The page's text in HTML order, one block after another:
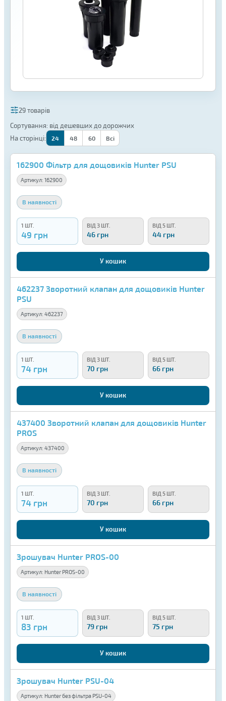
29 товарів
Сортування: від дешевших до дорожчих
На сторінці:
24 48 60 Всі
162900 Фільтр для дощовиків Hunter PSU
Артикул: 162900
В наявності
1 ШТ.
49 грн
ВІД 3 ШТ.
46 грн
ВІД 5 ШТ.
44 грн
У кошик
462237 Зворотний клапан для дощовиків Hunter
PSU
Артикул: 462237
В наявності
1 ШТ.
74 грн
ВІД 3 ШТ.
70 грн
ВІД 5 ШТ.
66 грн
У кошик
437400 Зворотний клапан для дощовиків Hunter
PROS
Артикул: 437400
В наявності
1 ШТ.
74 грн
ВІД 3 ШТ.
70 грн
ВІД 5 ШТ.
66 грн
У кошик
Зрошувач Hunter PROS-00
Артикул: Hunter PROS-00
В наявності
1 ШТ.
83 грн
ВІД 3 ШТ.
79 грн
ВІД 5 ШТ.
75 грн
У кошик
Зрошувач Hunter PSU-04
Артикул: Hunter без фільтра PSU-04